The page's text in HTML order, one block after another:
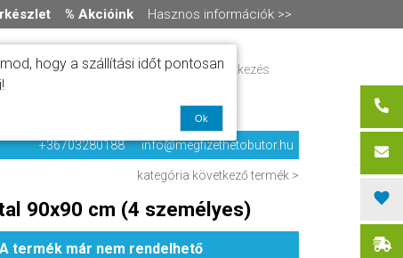
% Akcióink Hasznos információk >>
Regisztráció / bejelentkezés
+36703280188 info@megfizethetobutor.hu
kategória következő termék >
90x90 cm (4 személyes)
A termék már nem rendelhető
hogy a szállítási időt pontosan
Ok